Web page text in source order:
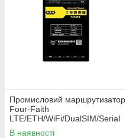
Промисловий маршрутизатор
Four-Faith
LTE/ETH/WiFi/DualSIM/Serial
(F3X36Q)
В наявності